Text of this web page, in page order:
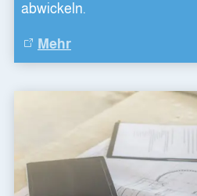
abwickeln.
Mehr